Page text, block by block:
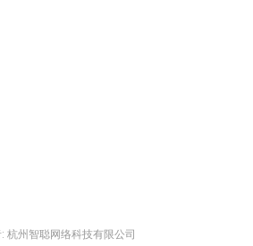
杭州智聪网络科技有限公司